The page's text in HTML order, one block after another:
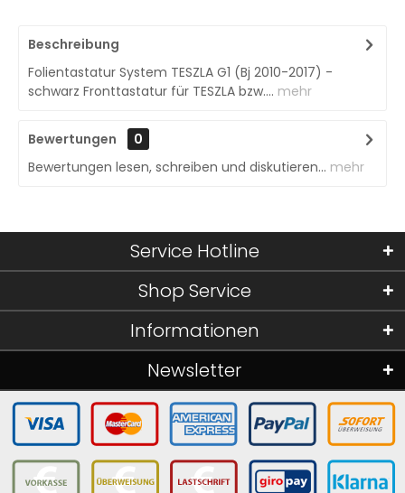
Beschreibung
Folientastatur System TESZLA G1 (Bj 2010-2017) -
schwarz Fronttastatur für TESZLA bzw.... mehr
Bewertungen
0
Bewertungen lesen, schreiben und diskutieren... mehr
Service Hotline
Shop Service
Informationen
Newsletter